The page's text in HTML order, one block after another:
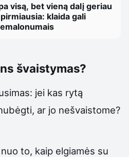
visą, bet vieną dalį geriau
klaida gali
švaistymas?
jei kas rytą
ar jo nešvaistome?
to, kaip elgiamės su